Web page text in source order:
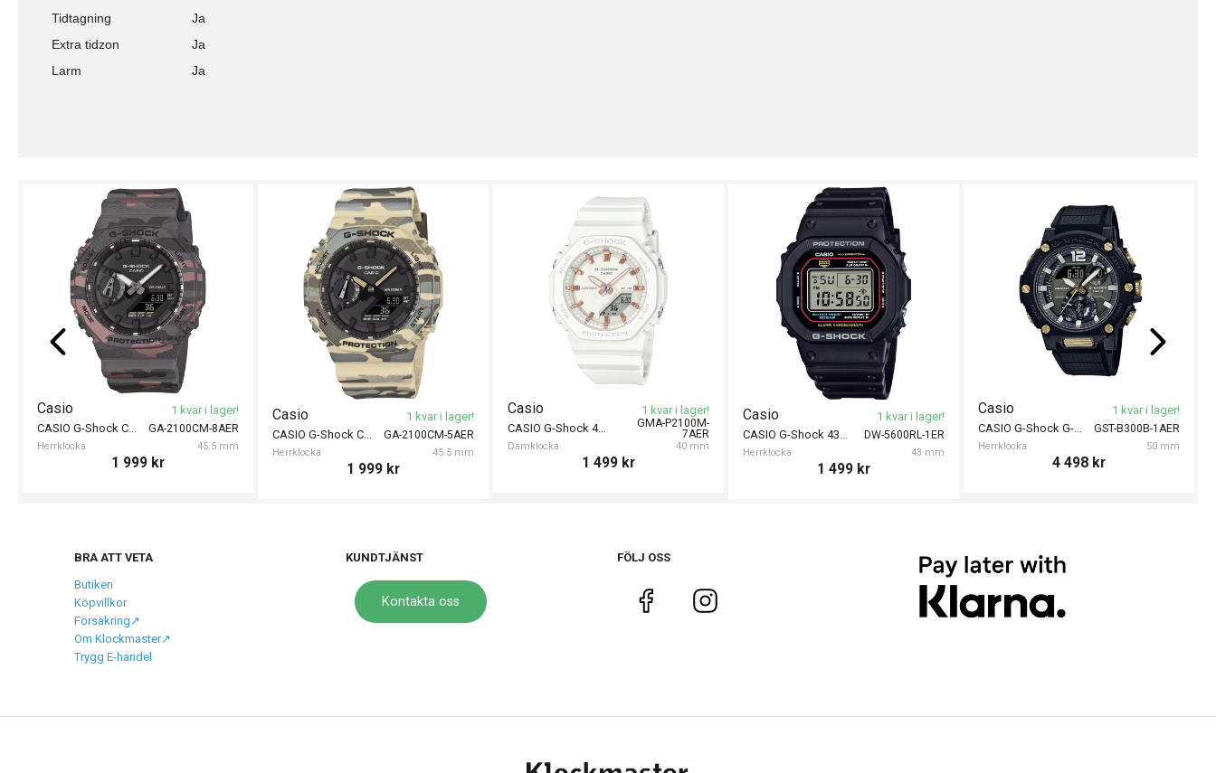
Tidtagning
Ja
Extra tidzon
Ja
Larm
Ja
GA-2100CM-8AER
Casio
Herrklocka 45.5 mm
1 kvar i lager!
1 999 kr
GA-2100CM-5AER
Casio
Herrklocka 45.5 mm
CASIO G-Shock Camouflage 45mm
1 kvar i lager!
1 999 kr
GMA-P2100M-
7AER
Casio
Damklocka 40 mm
CASIO G-Shock 40mm
1 kvar i lager!
1 499 kr
DW-5600RL-1ER
Casio
Herrklocka 43 mm
CASIO G-Shock 43mm
1 kvar i lager!
1 499 kr
GST-B300B-1AER
Casio
Herrklocka 50 mm
1 kvar i lager!
4 498 kr
BRA ATT VETA
Butiken
Köpvillkor
Försäkring↗️
Om Klockmaster↗️
Trygg E-handel
KUNDTJÄNST
Kontakta oss
FÖLJ OSS